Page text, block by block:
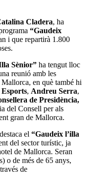
Cladera, ha
“Gaudeix
i que repartirà 1.800
Sènior” ha tengut lloc
reunió amb les
en què també hi
Esports, Andreu Serra,
de Presidència,
del Consell per als
gran de Mallorca.
el “Gaudeix l’illa
del sector turístic, ja
de Mallorca. Seran
o de més de 65 anys,
de